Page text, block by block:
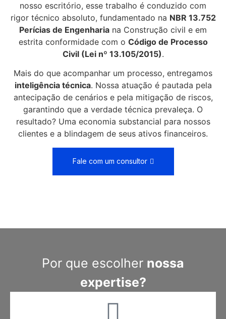
nosso escritório, esse trabalho é conduzido com
rigor técnico absoluto, fundamentado na NBR 13.752
Perícias de Engenharia na Construção civil e em
estrita conformidade com o Código de Processo
Civil (Lei nº 13.105/2015).
Mais do que acompanhar um processo, entregamos
inteligência técnica. Nossa atuação é pautada pela
antecipação de cenários e pela mitigação de riscos,
garantindo que a verdade técnica prevaleça. O
resultado? Uma economia substancial para nossos
clientes e a blindagem de seus ativos financeiros.
Fale com um consultor
Por que escolher nossa
expertise?